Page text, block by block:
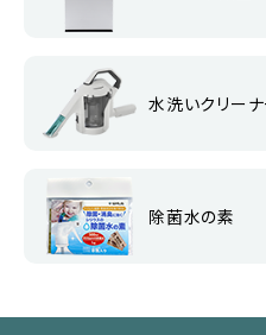
水洗いクリーナ
除菌水の素